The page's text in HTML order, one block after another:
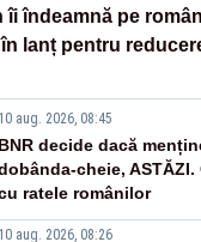
îi îndeamnă pe
lanț pentru
10 aug. 2026, 08:45
BNR decide dacă
cheie,
ratele românilor
10 aug. 2026, 08:26